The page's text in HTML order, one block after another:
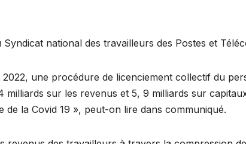
national des travailleurs des Postes et
2022, une procédure de licenciement collectif du
milliards sur les revenus et 5, 9 milliards sur
la Covid 19 », peut-on lire dans communiqué.